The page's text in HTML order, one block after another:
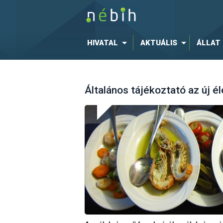
HIVATAL AKTUÁLIS ÁLLAT
Általános tájékoztató az új